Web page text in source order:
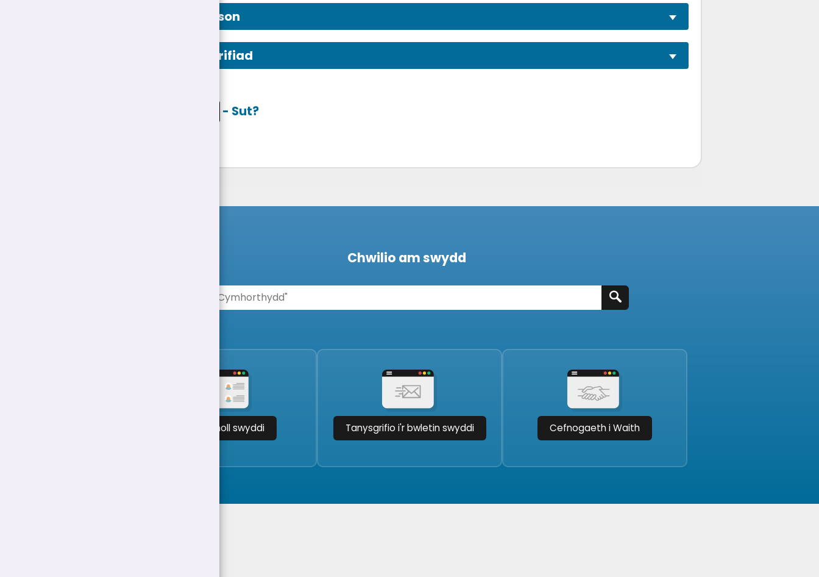
Manylion Person
Swydd Ddisgrifiad
- Sut?
Chwilio am swydd
Gweld holl swyddi Tanysgrifio i'r bwletin swyddi Cefnogaeth i Waith